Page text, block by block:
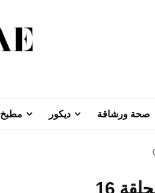
صحة ورشاقة ديكور مطبخ
16